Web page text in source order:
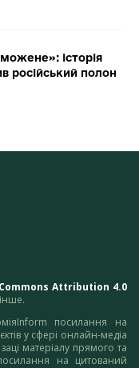
історія
російський полон
Attribution 4.0
посилання на
у сфері онлайн-медіа
матеріалу прямого та
на цитований